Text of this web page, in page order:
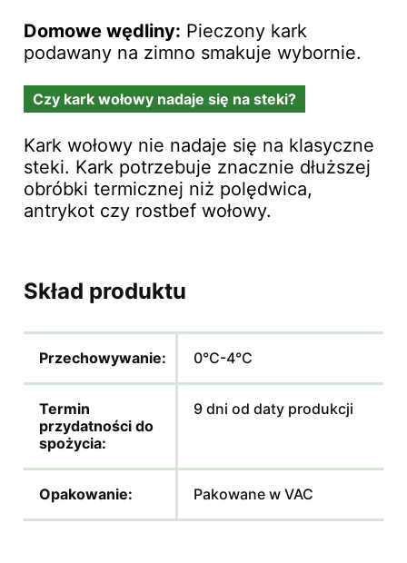
Domowe wędliny: Pieczony kark
podawany na zimno smakuje wybornie.
Czy kark wołowy nadaje się na steki?
Kark wołowy nie nadaje się na klasyczne
steki. Kark potrzebuje znacznie dłuższej
obróbki termicznej niż polędwica,
antrykot czy rostbef wołowy.
Skład produktu
Przechowywanie: 0°C-4°C
Termin
przydatności do
spożycia:
9 dni od daty produkcji
Opakowanie: Pakowane w VAC